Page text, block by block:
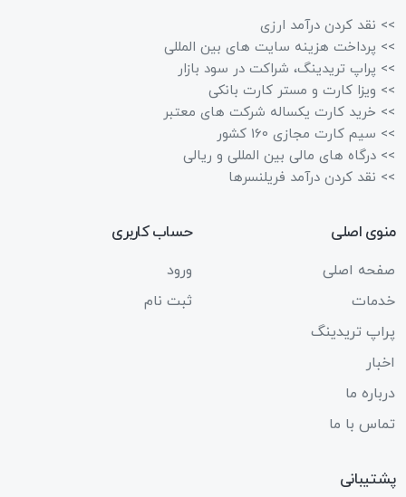
>> نقد کردن درآمد ارزی
>> پرداخت هزینه سایت های بین المللی
>> پراپ تریدینگ، شراکت در سود بازار
>> ویزا کارت و مستر کارت بانکی
>> خرید کارت یکساله شرکت های معتبر
>> سیم کارت مجازی 160 کشور
>> درگاه های مالی بین المللی و ریالی
>> نقد کردن درآمد فریلنسرها
منوی اصلی
صفحه اصلی
خدمات
پراپ تریدینگ
اخبار
درباره ما
تماس با ما
حساب کاربری
ورود
ثبت نام
پشتیبانی